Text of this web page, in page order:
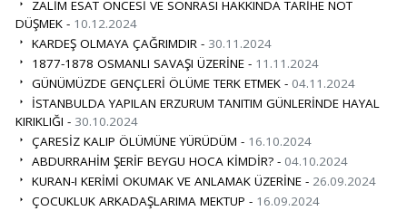
ZALİM ESAT ÖNCESİ VE SONRASI HAKKINDA TARİHE NOT
DÜŞMEK - 10.12.2024
KARDEŞ OLMAYA ÇAĞRIMDIR - 30.11.2024
1877-1878 OSMANLI SAVAŞI ÜZERİNE - 11.11.2024
GÜNÜMÜZDE GENÇLERİ ÖLÜME TERK ETMEK - 04.11.2024
İSTANBULDA YAPILAN ERZURUM TANITIM GÜNLERİNDE HAYAL
KIRIKLIĞI - 30.10.2024
ÇARESİZ KALIP ÖLÜMÜNE YÜRÜDÜM - 16.10.2024
ABDURRAHİM ŞERİF BEYGU HOCA KİMDİR? - 04.10.2024
KURAN-I KERİMİ OKUMAK VE ANLAMAK ÜZERİNE - 26.09.2024
ÇOCUKLUK ARKADAŞLARIMA MEKTUP - 16.09.2024